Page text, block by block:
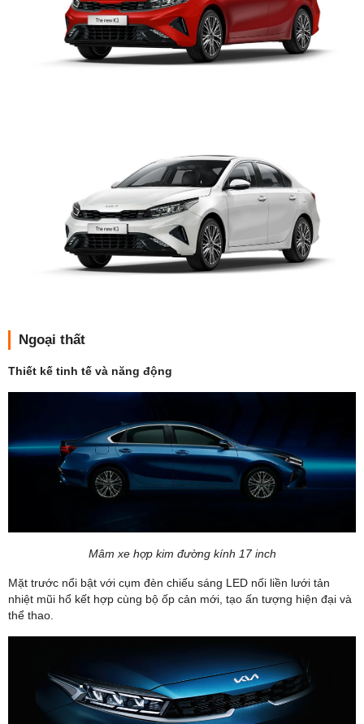
Ngoại thất
Thiết kế tinh tế và năng động
Mâm xe hợp kim đường kính 17 inch
Mặt trước nổi bật với cụm đèn chiếu sáng LED nối liền lưới tản
nhiệt mũi hổ kết hợp cùng bộ ốp cản mới, tạo ấn tượng hiện đại và
thể thao.